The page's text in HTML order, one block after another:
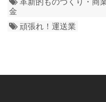
金
頑張れ！運送業